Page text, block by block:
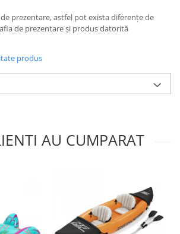
prezentare, astfel pot exista diferențe de
de prezentare și produs datorită
produs
AU CUMPARAT